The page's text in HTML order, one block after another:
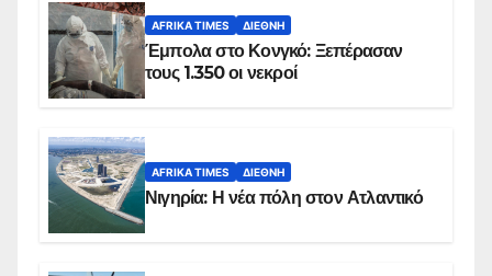
AFRIKA TIMES ΔΙΕΘΝΉ
Έμπολα στο Κονγκό: Ξεπέρασαν
τους 1.350 οι νεκροί
AFRIKA TIMES ΔΙΕΘΝΉ
Νιγηρία: Η νέα πόλη στον Ατλαντικό